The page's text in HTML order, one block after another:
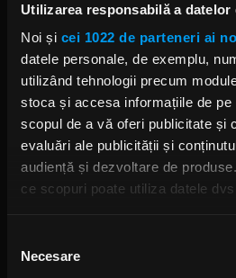
Utilizarea responsabilă a datelor
Noi și cei 1022 de parteneri ai
datele personale, de exemplu,
utilizând tehnologii precum
stoca și accesa informațiile de
scopul de a vă oferi publicitate și
evaluări ale publicității și
audiență și dezvoltare de
ce scopuri poate utiliza datele
Să colectăm informațiile
consimțământului
Necesare
Rock Driver, cu
367
Morning Glory,
1553 EPISOADE